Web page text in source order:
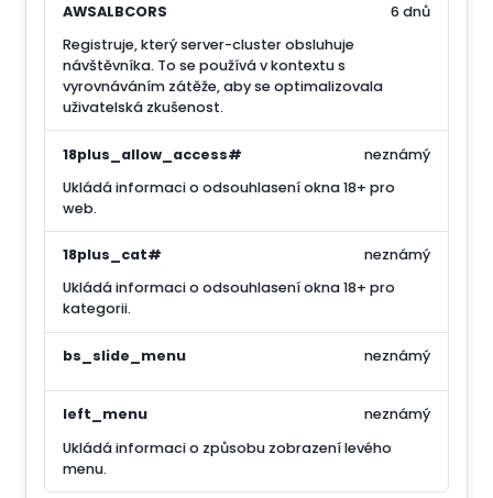
AWSALBCORS
Registruje, který server-cluster obsluhuje
návštěvníka. To se používá v kontextu s
vyrovnáváním zátěže, aby se optimalizovala
uživatelská zkušenost.
6 dnů
18plus_allow_access#
Ukládá informaci o odsouhlasení okna 18+ pro
web.
neznámý
18plus_cat#
Ukládá informaci o odsouhlasení okna 18+ pro
kategorii.
neznámý
bs_slide_menu neznámý
left_menu
Ukládá informaci o způsobu zobrazení levého
menu.
neznámý